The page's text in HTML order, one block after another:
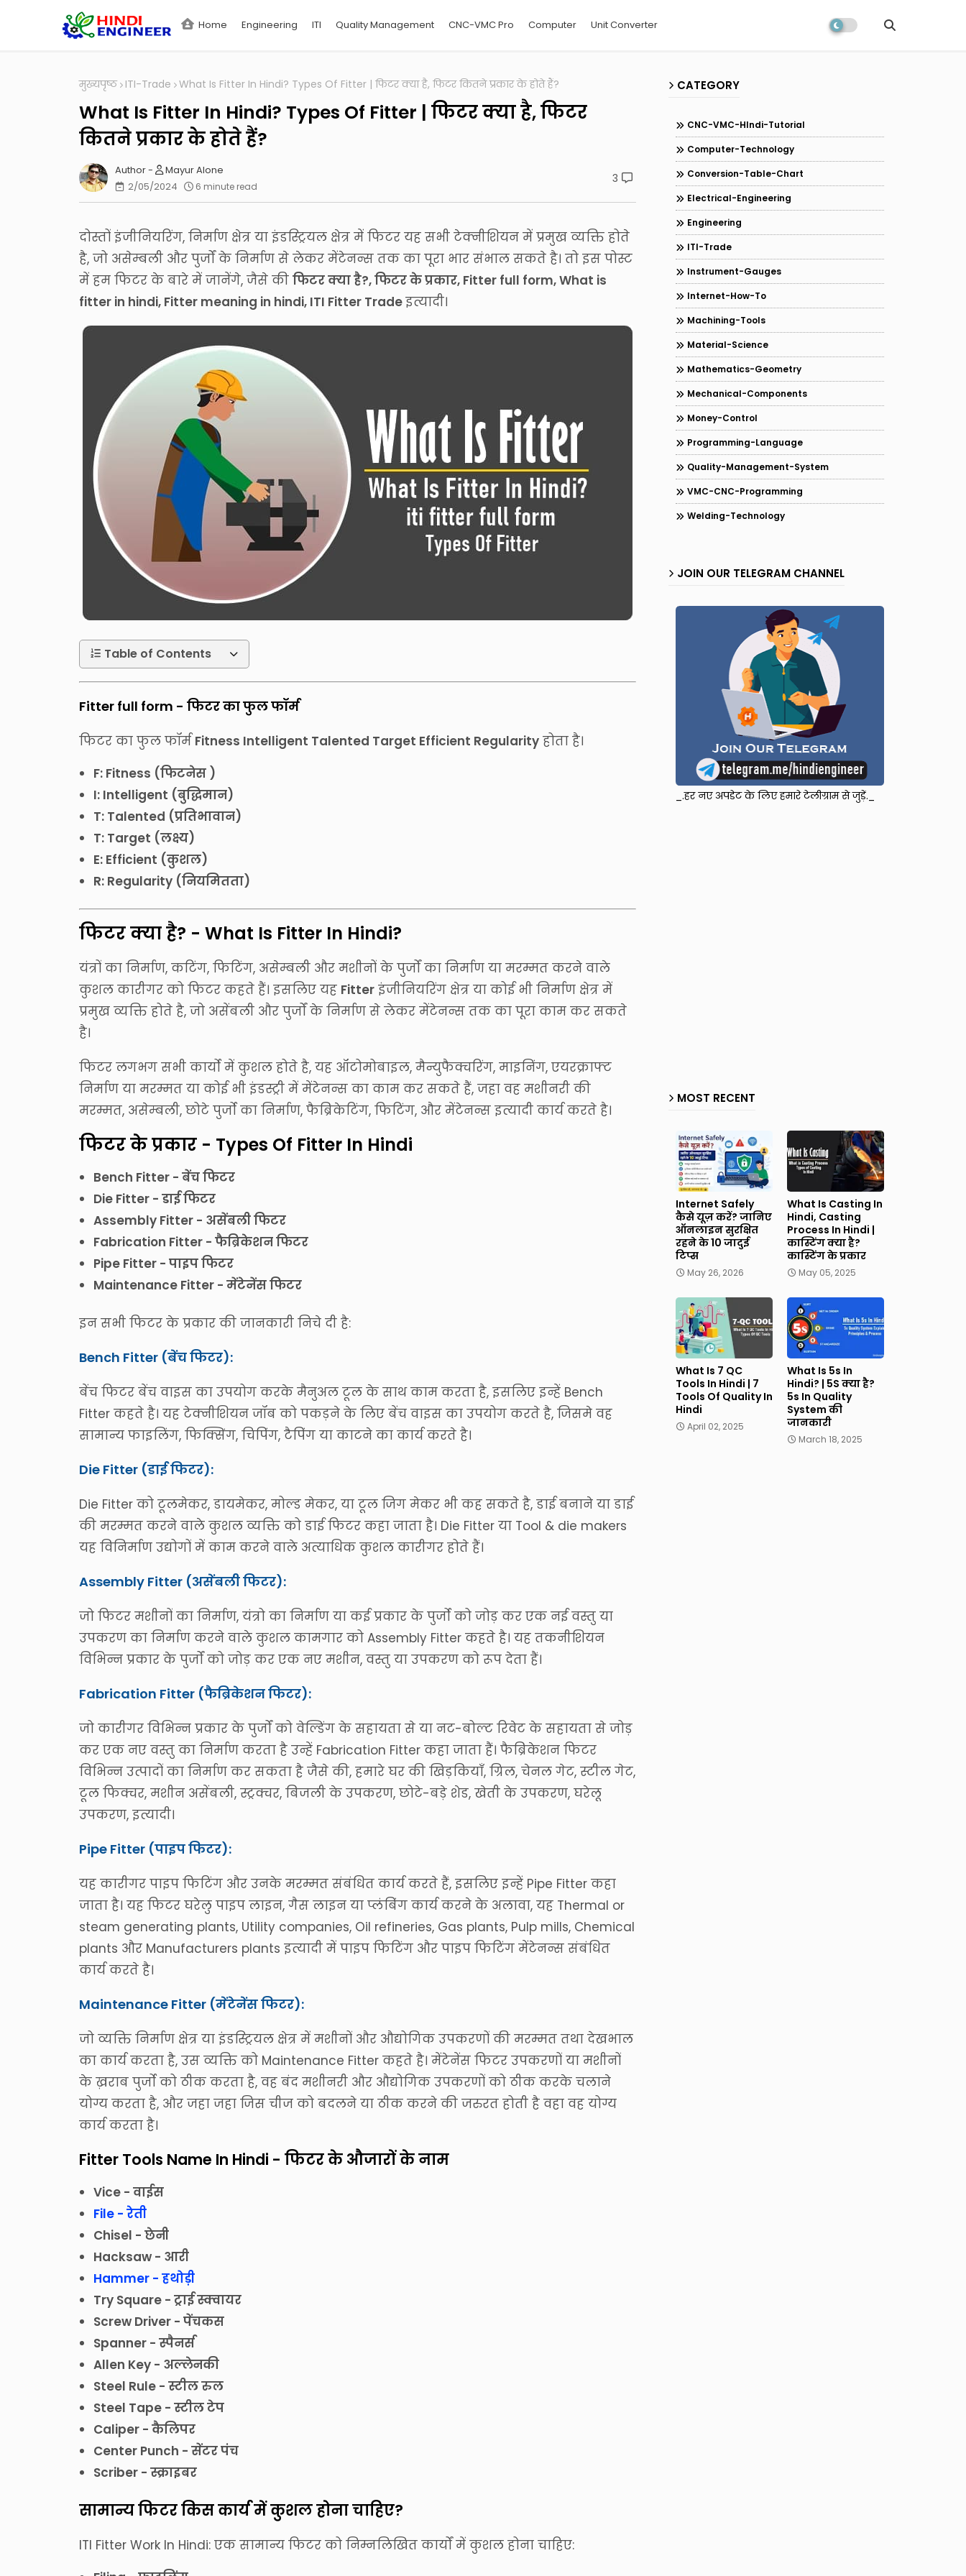
Home Engineering ITI Quality Management CNC-VMC Pro Computer Unit Converter
मुख्यपृष्ठ ITI-Trade What Is Fitter In Hindi? Types Of Fitter | फिटर क्या है, फिटर कितने प्रकार के होते हैं?
What Is Fitter In Hindi? Types Of Fitter | फिटर क्या है, फिटर
कितने प्रकार के होते हैं?
Mayur Alone
2/05/2024
6 minute read
3
दोस्तों इंजीनियरिंग, निर्माण क्षेत्र या इंडस्ट्रियल क्षेत्र में फिटर यह सभी टेक्नीशियन में प्रमुख व्यक्ति होते
है, जो असेम्बली और पुर्जों के निर्माण से लेकर मेंटेनन्स तक का पूरा भार संभाल सकते है। तो इस पोस्ट
में हम फिटर के बारे में जानेंगे, जैसे की फिटर क्या है?, फिटर के प्रकार, Fitter full form, What is
fitter in hindi, Fitter meaning in hindi, ITI Fitter Tradeइत्यादी।
Table of Contents
Fitter full form - फिटर का फुल फॉर्म
फिटर का फुल फॉर्म Fitness Intelligent Talented Target Efficient Regularityहोता है।
F: Fitness (फिटनेस )
I: Intelligent (बुद्धिमान)
T: Talented (प्रतिभावान)
T: Target (लक्ष्य)
E: Efficient (कुशल)
R: Regularity (नियमितता)
फिटर क्या है? - What Is Fitter In Hindi?
यंत्रों का निर्माण, कटिंग, फिटिंग, असेम्बली और मशीनों के पुर्जों का निर्माण या मरम्मत करने वाले
कुशल कारीगर को फिटर कहते हैं। इसलिए यह Fitterइंजीनियरिंग क्षेत्र या कोई भी निर्माण क्षेत्र में
प्रमुख व्यक्ति होते है, जो असेंबली और पुर्जों के निर्माण से लेकर मेंटेनन्स तक का पूरा काम कर सकते
है।
फिटर लगभग सभी कार्यो में कुशल होते है, यह ऑटोमोबाइल, मैन्युफैक्चरिंग, माइनिंग, एयरक्राफ्ट
निर्माण या मरम्मत या कोई भी इंडस्ट्री में मेंटेनन्स का काम कर सकते हैं, जहा वह मशीनरी की
मरम्मत, असेम्बली, छोटे पुर्जो का निर्माण, फैब्रिकेटिंग, फिटिंग, और मेंटेनन्स इत्यादी कार्य करते है।
फिटर के प्रकार - Types Of Fitter In Hindi
Bench Fitter - बेंच फिटर
Die Fitter - डाई फिटर
Assembly Fitter - असेंबली फिटर
Fabrication Fitter - फैब्रिकेशन फिटर
Pipe Fitter - पाइप फिटर
Maintenance Fitter - मेंटेनेंस फिटर
इन सभी फिटर के प्रकार की जानकारी निचे दी है:
Bench Fitter (बेंच फिटर):
बेंच फिटर बेंच वाइस का उपयोग करके मैनुअल टूल के साथ काम करता है, इसलिए इन्हें Bench
Fitter कहते है। यह टेक्नीशियन जॉब को पकड़ने के लिए बेंच वाइस का उपयोग करते है, जिसमे वह
सामान्य फाइलिंग, फिक्सिंग, चिपिंग, टैपिंग या काटने का कार्य करते है।
Die Fitter (डाई फिटर):
Die Fitter को टूलमेकर, डायमेकर, मोल्ड मेकर, या टूल जिग मेकर भी कह सकते है, डाई बनाने या डाई
की मरम्मत करने वाले कुशल व्यक्ति को डाई फिटर कहा जाता है। Die Fitter या Tool & die makers
यह विनिर्माण उद्योगों में काम करने वाले अत्याधिक कुशल कारीगर होते हैं।
Assembly Fitter (असेंबली फिटर):
जो फिटर मशीनों का निर्माण, यंत्रो का निर्माण या कई प्रकार के पुर्जो को जोड़ कर एक नई वस्तु या
उपकरण का निर्माण करने वाले कुशल कामगार को Assembly Fitter कहते है। यह तकनीशियन
विभिन्न प्रकार के पुर्जों को जोड़ कर एक नए मशीन, वस्तु या उपकरण को रूप देता हैं।
Fabrication Fitter (फैब्रिकेशन फिटर):
जो कारीगर विभिन्न प्रकार के पुर्जों को वेल्डिंग के सहायता से या नट-बोल्ट रिवेट के सहायता से जोड़
कर एक नए वस्तु का निर्माण करता है उन्हें Fabrication Fitter कहा जाता हैं। फैब्रिकेशन फिटर
विभिन्न उत्पादों का निर्माण कर सकता है जैसे की, हमारे घर की खिड़कियाँ, ग्रिल, चेनल गेट, स्टील गेट,
टूल फिक्चर, मशीन असेंबली, स्ट्रक्चर, बिजली के उपकरण, छोटे-बड़े शेड, खेती के उपकरण, घरेलू
उपकरण, इत्यादी।
Pipe Fitter (पाइप फिटर):
यह कारीगर पाइप फिटिंग और उनके मरम्मत संबंधित कार्य करते हैं, इसलिए इन्हें Pipe Fitter कहा
जाता है। यह फिटर घरेलु पाइप लाइन, गैस लाइन या प्लंबिंग कार्य करने के अलावा, यह Thermal or
steam generating plants, Utility companies, Oil refineries, Gas plants, Pulp mills, Chemical
plants और Manufacturers plants इत्यादी में पाइप फिटिंग और पाइप फिटिंग मेंटेनन्स संबंधित
कार्य करते है।
Maintenance Fitter (मेंटेनेंस फिटर):
जो व्यक्ति निर्माण क्षेत्र या इंडस्ट्रियल क्षेत्र में मशीनों और औद्योगिक उपकरणों की मरम्मत तथा देखभाल
का कार्य करता है, उस व्यक्ति को Maintenance Fitter कहते है। मेंटेनेंस फिटर उपकरणों या मशीनों
के ख़राब पुर्जो को ठीक करता है, वह बंद मशीनरी और औद्योगिक उपकरणों को ठीक करके चलाने
योग्य करता है, और जहा जहा जिस चीज को बदलने या ठीक करने की जरुरत होती है वहा वह योग्य
कार्य करता है।
Fitter Tools Name In Hindi - फिटर के औजारों के नाम
Vice - वाईस
File - रेती
Chisel - छेनी
Hacksaw - आरी
Hammer - हथोड़ी
Try Square - ट्राई स्क्वायर
Screw Driver - पेंचकस
Spanner - स्पैनर्स
Allen Key - अल्लेनकी
Steel Rule - स्टील रुल
Steel Tape - स्टील टेप
Caliper - कैलिपर
Center Punch - सेंटर पंच
Scriber - स्क्राइबर
सामान्य फिटर किस कार्य में कुशल होना चाहिए?
ITI Fitter Work In Hindi: एक सामान्य फिटर को निम्नलिखित कार्यों में कुशल होना चाहिए:
CATEGORY
CNC-VMC-HIndi-Tutorial
Computer-Technology
Conversion-Table-Chart
Electrical-Engineering
Engineering
ITI-Trade
Instrument-Gauges
Internet-How-To
Machining-Tools
Material-Science
Mathematics-Geometry
Mechanical-Components
Money-Control
Programming-Language
Quality-Management-System
VMC-CNC-Programming
Welding-Technology
JOIN OUR TELEGRAM CHANNEL
_.हर नए अपडेट के लिए हमारे टेलीग्राम से जुड़ें._
MOST RECENT
Internet Safely
कैसे यूज़ करें? जानिए
ऑनलाइन सुरक्षित
रहने के 10 जादुई
टिप्स
May 26, 2026
What Is Casting In
Hindi, Casting
Process In Hindi |
कास्टिंग क्या है?
कास्टिंग के प्रकार
May 05, 2025
What Is 7 QC
Tools In Hindi | 7
Tools Of Quality In
Hindi
April 02, 2025
What Is 5s In
Hindi? | 5S क्या है?
5s In Quality
System की
जानकारी
March 18, 2025